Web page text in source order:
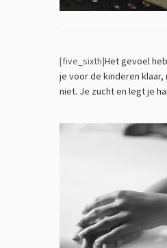
[five_sixth]Het gevoel
je voor de kinderen
niet. Je zucht en legt je